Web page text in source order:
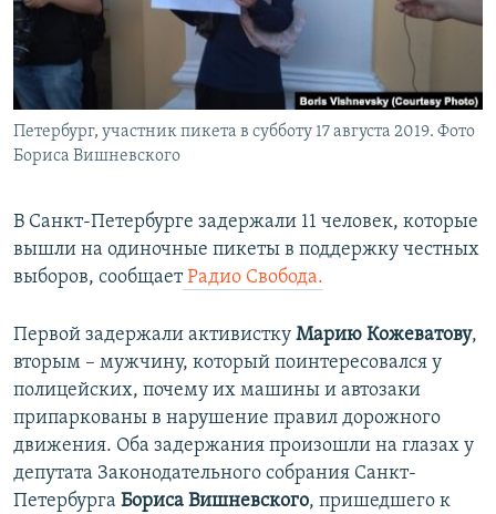
ПОБЕДИТЕЛЕЙ НЕ СУДЯТ?
КРЫМ.НЕПОКОРЕННЫЙ
ELIFBE
УКРАИНСКАЯ ПРОБЛЕМА КРЫМА
ПРИСОЕДИНЯЙТЕСЬ!
Петербург, участник пикета в субботу 17 августа 2019. Фото
Бориса Вишневского
В Санкт-Петербурге задержали 11 человек, которые
вышли на одиночные пикеты в поддержку честных
выборов, сообщаетРадио Свобода.
Первой задержали активистку Марию Кожеватову,
вторым – мужчину, который поинтересовался у
полицейских, почему их машины и автозаки
припаркованы в нарушение правил дорожного
движения. Оба задержания произошли на глазах у
депутата Законодательного собрания Санкт-
Петербурга Бориса Вишневского, пришедшего к